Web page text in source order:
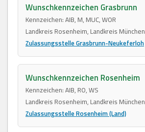
Wunschkennzeichen Grasbrunn
Kennzeichen: AIB, M, MUC, WOR
Landkreis Rosenheim, Landkreis München
Zulassungsstelle Grasbrunn-Neukeferloh
Wunschkennzeichen Rosenheim
Kennzeichen: AIB, RO, WS
Landkreis Rosenheim, Landkreis München
Zulassungsstelle Rosenheim (Land)